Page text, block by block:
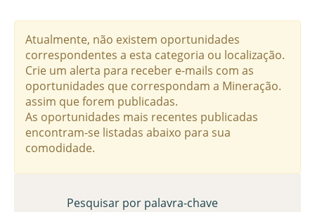
Atualmente, não existem oportunidades
correspondentes a esta categoria ou localização.
Crie um alerta para receber e-mails com as
oportunidades que correspondam a Mineração.
assim que forem publicadas.
As oportunidades mais recentes publicadas
encontram-se listadas abaixo para sua
comodidade.
Pesquisar por palavra-chave